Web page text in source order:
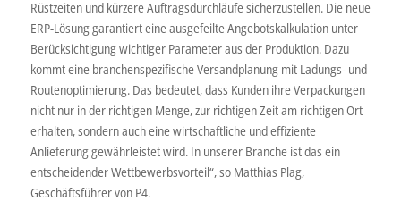
Rüstzeiten und kürzere Auftragsdurchläufe sicherzustellen. Die neue
ERP-Lösung garantiert eine ausgefeilte Angebotskalkulation unter
Berücksichtigung wichtiger Parameter aus der Produktion. Dazu
kommt eine branchenspezifische Versandplanung mit Ladungs- und
Routenoptimierung. Das bedeutet, dass Kunden ihre Verpackungen
nicht nur in der richtigen Menge, zur richtigen Zeit am richtigen Ort
erhalten, sondern auch eine wirtschaftliche und effiziente
Anlieferung gewährleistet wird. In unserer Branche ist das ein
entscheidender Wettbewerbsvorteil“, so Matthias Plag,
Geschäftsführer von P4.